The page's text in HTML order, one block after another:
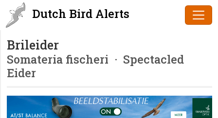
Dutch Bird Alerts
Brileider
Somateria fischeri · Spectacled
Eider